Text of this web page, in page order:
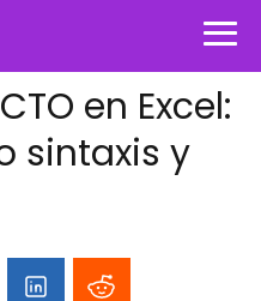
en Excel:
sintaxis y